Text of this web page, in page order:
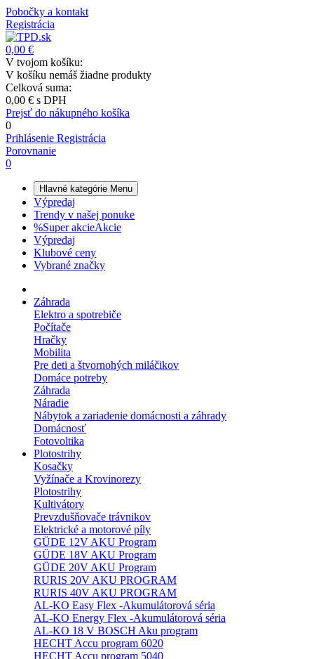
Pobočky a kontakt
Registrácia
0,00 €
V tvojom košíku:
V košíku nemáš žiadne produkty
Celková suma:
0,00 € s DPH
Prejsť do nákupného košíka
0
Prihlásenie Registrácia
Porovnanie
0
Hlavné kategórie Menu
Výpredaj
Trendy v našej ponuke
%Super akcieAkcie
Výpredaj
Klubové ceny
Vybrané značky
Záhrada
Elektro a spotrebiče
Počítače
Hračky
Mobilita
Pre deti a štvornohých miláčikov
Domáce potreby
Záhrada
Náradie
Nábytok a zariadenie domácnosti a záhrady
Domácnosť
Fotovoltika
Plotostrihy
Kosačky
Vyžínače a Krovinorezy
Plotostrihy
Kultivátory
Prevzdušňovače trávnikov
Elektrické a motorové píly
GÜDE 12V AKU Program
GÜDE 18V AKU Program
GÜDE 20V AKU Program
RURIS 20V AKU PROGRAM
RURIS 40V AKU PROGRAM
AL-KO Easy Flex -Akumulátorová séria
AL-KO Energy Flex -Akumulátorová séria
AL-KO 18 V BOSCH Aku program
HECHT Accu program 6020
HECHT Accu program 5040